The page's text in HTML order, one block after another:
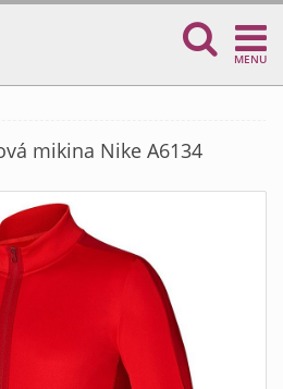
MENU
mikina Nike A6134